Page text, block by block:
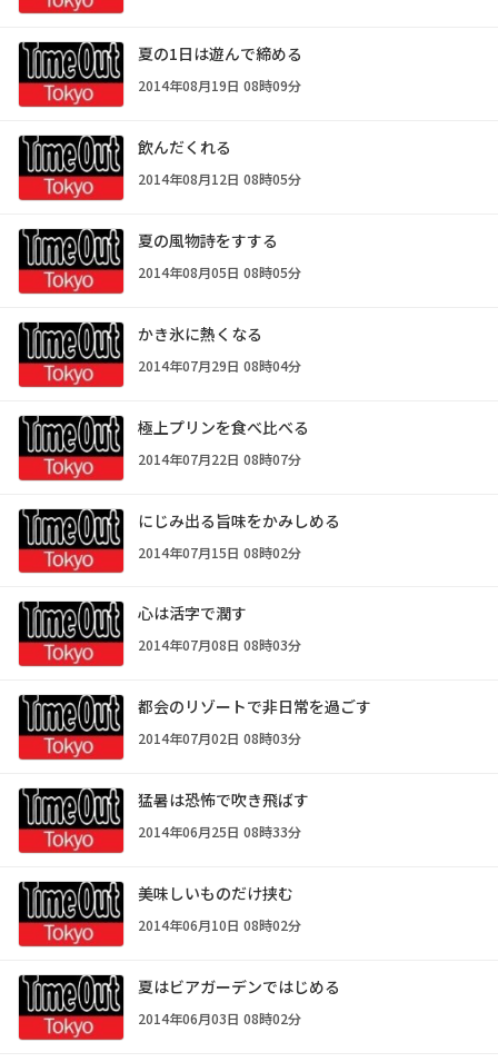
夏の1日は遊んで締める
2014年08月19日 08時09分
飲んだくれる
2014年08月12日 08時05分
夏の風物詩をすする
2014年08月05日 08時05分
かき氷に熱くなる
2014年07月29日 08時04分
極上プリンを食べ比べる
2014年07月22日 08時07分
にじみ出る旨味をかみしめる
2014年07月15日 08時02分
心は活字で潤す
2014年07月08日 08時03分
都会のリゾートで非日常を過ごす
2014年07月02日 08時03分
猛暑は恐怖で吹き飛ばす
2014年06月25日 08時33分
美味しいものだけ挟む
2014年06月10日 08時02分
夏はビアガーデンではじめる
2014年06月03日 08時02分